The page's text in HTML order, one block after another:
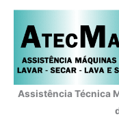
Assistência Técnica